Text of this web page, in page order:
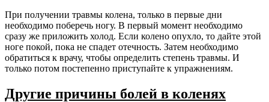
При получении травмы колена, только в первые дни
необходимо поберечь ногу. В первый момент необходимо
сразу же приложить холод. Если колено опухло, то дайте этой
ноге покой, пока не спадет отечность. Затем необходимо
обратиться к врачу, чтобы определить степень травмы. И
только потом постепенно приступайте к упражнениям.
Другие причины болей в коленях